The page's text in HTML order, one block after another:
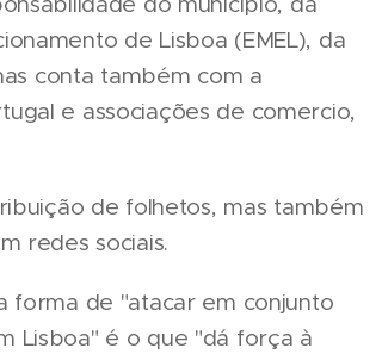
de Lisboa (EMEL), da
conta também com a
e associações de comercio,
de folhetos, mas também
redes sociais.
forma de "atacar em conjunto
Lisboa" é o que "dá força à